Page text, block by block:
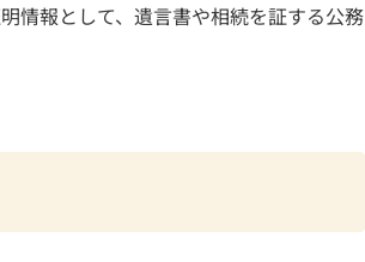
情報として、遺言書や相続を証する公務